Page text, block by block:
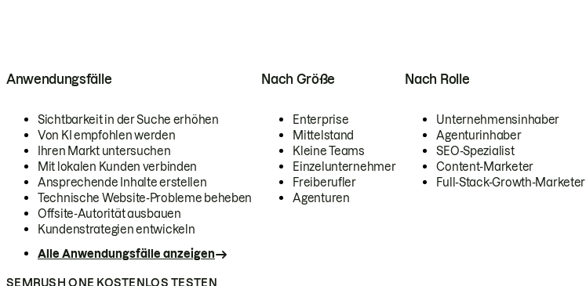
Anwendungsfälle
Sichtbarkeit in der Suche erhöhen
Von KI empfohlen werden
Ihren Markt untersuchen
Mit lokalen Kunden verbinden
Ansprechende Inhalte erstellen
Technische Website-Probleme beheben
Offsite-Autorität ausbauen
Kundenstrategien entwickeln
Alle Anwendungsfälle anzeigen
Nach Größe
Enterprise
Mittelstand
Kleine Teams
Einzelunternehmer
Freiberufler
Agenturen
Nach Rolle
Unternehmensinhaber
Agenturinhaber
SEO-Spezialist
Content-Marketer
Full-Stack-Growth-Marketer
SEMRUSH ONE KOSTENLOS TESTEN